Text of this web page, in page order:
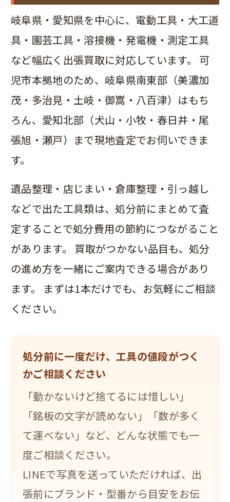
岐阜県・愛知県を中心に、電動工具・大工道
具・園芸工具・溶接機・発電機・測定工具
など幅広く出張買取に対応しています。 可
児市本拠地のため、岐阜県南東部（美濃加
茂・多治見・土岐・御嵩・八百津）はもち
ろん、愛知北部（犬山・小牧・春日井・尾
張旭・瀬戸）まで現地査定でお伺いできま
す。
遺品整理・店じまい・倉庫整理・引っ越し
などで出た工具類は、処分前にまとめて査
定することで処分費用の節約につながること
があります。 買取がつかない品目も、処分
の進め方を一緒にご案内できる場合があり
ます。 まずは1本だけでも、お気軽にご相談
ください。
処分前に一度だけ、工具の値段がつく
かご相談ください
「動かないけど捨てるには惜しい」
「銘板の文字が読めない」「数が多く
て運べない」など、どんな状態でも一
度ご相談ください。
LINEで写真を送っていただければ、出
張前にブランド・型番から目安をお伝